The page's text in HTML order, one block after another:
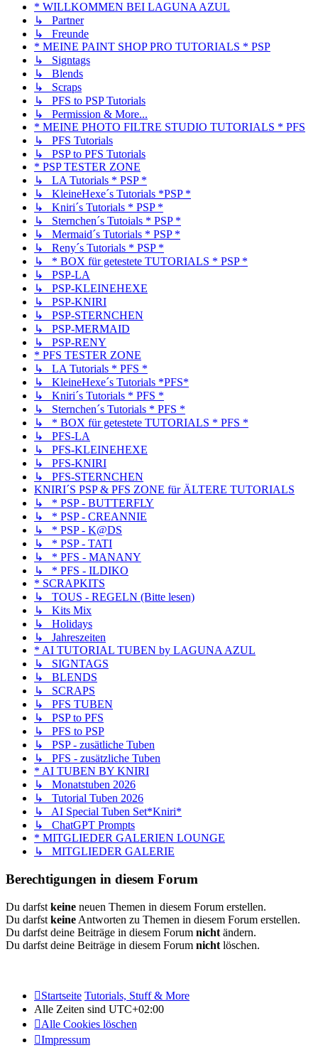
* WILLKOMMEN BEI LAGUNA AZUL
↳ Partner
↳ Freunde
* MEINE PAINT SHOP PRO TUTORIALS * PSP
↳ Signtags
↳ Blends
↳ Scraps
↳ PFS to PSP Tutorials
↳ Permission & More...
* MEINE PHOTO FILTRE STUDIO TUTORIALS * PFS
↳ PFS Tutorials
↳ PSP to PFS Tutorials
* PSP TESTER ZONE
↳ LA Tutorials * PSP *
↳ KleineHexe´s Tutorials *PSP *
↳ Kniri´s Tutorials * PSP *
↳ Sternchen´s Tutoials * PSP *
↳ Mermaid´s Tutorials * PSP *
↳ Reny´s Tutorials * PSP *
↳ * BOX für getestete TUTORIALS * PSP *
↳ PSP-LA
↳ PSP-KLEINEHEXE
↳ PSP-KNIRI
↳ PSP-STERNCHEN
↳ PSP-MERMAID
↳ PSP-RENY
* PFS TESTER ZONE
↳ LA Tutorials * PFS *
↳ KleineHexe´s Tutorials *PFS*
↳ Kniri´s Tutorials * PFS *
↳ Sternchen´s Tutorials * PFS *
↳ * BOX für getestete TUTORIALS * PFS *
↳ PFS-LA
↳ PFS-KLEINEHEXE
↳ PFS-KNIRI
↳ PFS-STERNCHEN
KNIRI´S PSP & PFS ZONE für ÄLTERE TUTORIALS
↳ * PSP - BUTTERFLY
↳ * PSP - CREANNIE
↳ * PSP - K@DS
↳ * PSP - TATI
↳ * PFS - MANANY
↳ * PFS - ILDIKO
* SCRAPKITS
↳ TOUS - REGELN (Bitte lesen)
↳ Kits Mix
↳ Holidays
↳ Jahreszeiten
* AI TUTORIAL TUBEN by LAGUNA AZUL
↳ SIGNTAGS
↳ BLENDS
↳ SCRAPS
↳ PFS TUBEN
↳ PSP to PFS
↳ PFS to PSP
↳ PSP - zusätliche Tuben
↳ PFS - zusätzliche Tuben
* AI TUBEN BY KNIRI
↳ Monatstuben 2026
↳ Tutorial Tuben 2026
↳ AI Special Tuben Set*Kniri*
↳ ChatGPT Prompts
* MITGLIEDER GALERIEN LOUNGE
↳ MITGLIEDER GALERIE
Berechtigungen in diesem Forum
Du darfst keine neuen Themen in diesem Forum erstellen.
Du darfst keine Antworten zu Themen in diesem Forum erstellen.
Du darfst deine Beiträge in diesem Forum nicht ändern.
Du darfst deine Beiträge in diesem Forum nicht löschen.
Startseite Tutorials, Stuff & More
Alle Zeiten sind UTC+02:00
Alle Cookies löschen
Impressum